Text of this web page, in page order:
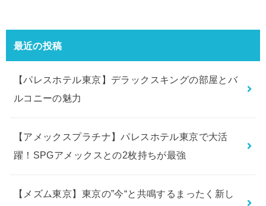
最近の投稿
【パレスホテル東京】デラックスキングの部屋とバ
ルコニーの魅力
【アメックスプラチナ】パレスホテル東京で大活
躍！SPGアメックスとの2枚持ちが最強
【メズム東京】東京の”今“と共鳴するまったく新し